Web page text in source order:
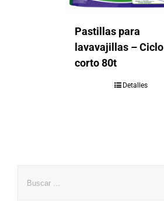
Pastillas para
lavavajillas – Ciclo
corto 80t
Detalles